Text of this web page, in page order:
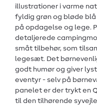
illustrationer i varme
fyldig grøn og bløde
på opdagelse og lege.
detaljerede
småt tilbehør, som
legesæt. Det
godt humør og giver
eventyr - selv på
panelet er der trykt en
til den tilhørende